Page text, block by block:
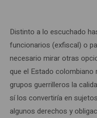
Distinto a lo escuchado
funcionarios (exfiscal) o
necesario mirar otras
que el Estado
grupos guerrilleros la
sí los convertiría en
algunos derechos y